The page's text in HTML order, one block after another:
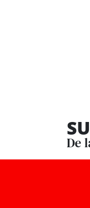
De